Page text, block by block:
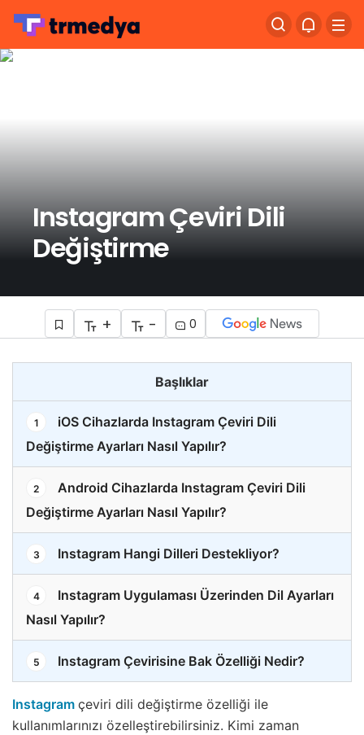
Instagram Çeviri Dili
Değiştirme
+ - 0
Başlıklar
1
iOS Cihazlarda Instagram Çeviri Dili
Değiştirme Ayarları Nasıl Yapılır?
2
Android Cihazlarda Instagram Çeviri Dili
Değiştirme Ayarları Nasıl Yapılır?
3 Instagram Hangi Dilleri Destekliyor?
4
Instagram Uygulaması Üzerinden Dil Ayarları
Nasıl Yapılır?
5 Instagram Çevirisine Bak Özelliği Nedir?
Instagram çeviri dili değiştirme özelliği ile
kullanımlarınızı özelleştirebilirsiniz. Kimi zaman